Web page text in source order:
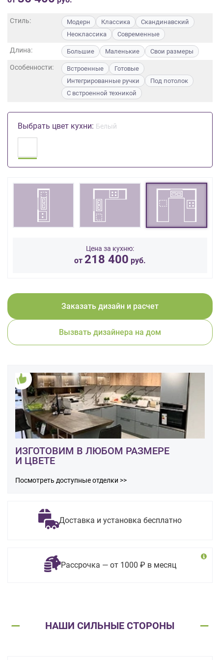
Стиль: Модерн Классика
Скандинавский
Неоклассика
Современные
Длина: Большие Маленькие Свои размеры
Особенности: Встроенные
Готовые
Интегрированные ручки
Под потолок
С встроенной техникой
Выбрать цвет кухни: Белый
Цена за кухню:
от 218 400 руб.
Заказать дизайн и расчет
Вызвать дизайнера на дом
ИЗГОТОВИМ В ЛЮБОМ РАЗМЕРЕ
И ЦВЕТЕ
Посмотреть доступные отделки >>
Доставка и установка бесплатно
Рассрочка — от 1000 ₽ в месяц
НАШИ СИЛЬНЫЕ СТОРОНЫ
обработку
Согласие
программами
условиях
персональных